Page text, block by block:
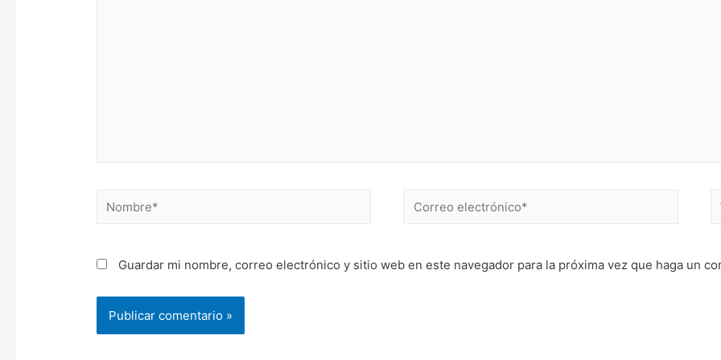
Nombre*
Correo
Guardar mi nombre, correo electrónico y sitio web en este navegador para la próxima vez que haga un